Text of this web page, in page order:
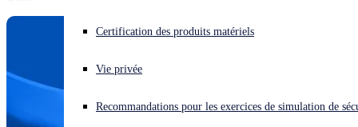
Vous subissez une cyberattaque ? Obtenez une aide immédiate.
Open search
Français Open language switcher
Certification des produits matériels
Vie privée
Recommandations pour les exercices de simulation de